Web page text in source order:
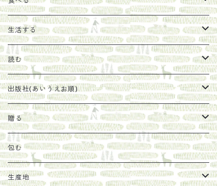
エキス
珈琲豆
太山寺珈琲焙煎室
ジャム
うめぼし
塩
オリーブオイル
その他
マスコバド糖
生活する
エコラップ
石けん
ヘチマたわし
陶器
馬目隆宏
絵
読む
刊行から時間が経ったけれど、長く売り続けたい一冊
贈り物に勧めたい絵本
紀伊半島ブックマルシェ関連本
らくだ舎出帆室の参考本など
出版社(あいうえお順)
らくだ舎出帆室
リトルプレス
mario books
海外出版社
贈る
包装
ギフトセット
包む
生産地